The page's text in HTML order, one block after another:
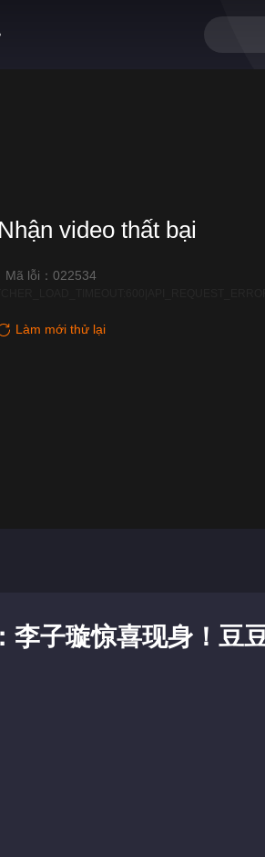
video thất bại
Mã lỗi：022534
Làm mới thử lại
子璇惊喜现身！豆